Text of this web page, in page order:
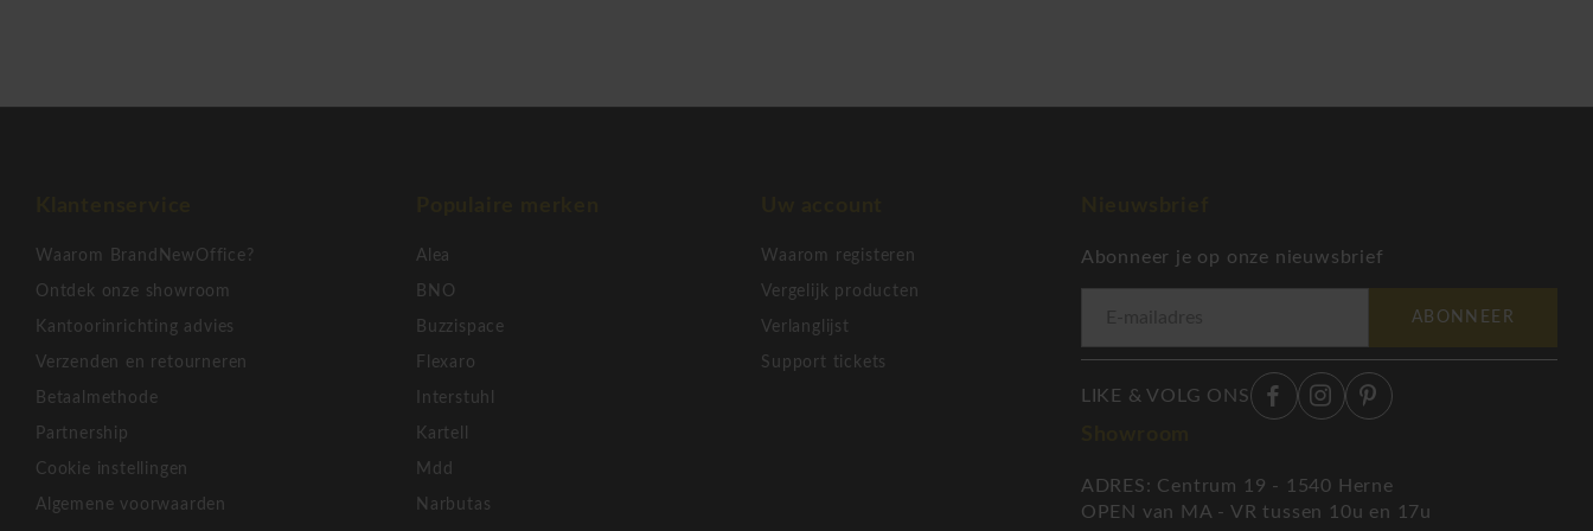
Waarom BrandNewOffice?
Ontdek onze showroom
Kantoorinrichting advies
Verzenden en retourneren
Betaalmethode
Partnership
Cookie instellingen
Algemene voorwaarden
Alea
BNO
Buzzispace
Flexaro
Interstuhl
Kartell
Mdd
Narbutas
Waarom registeren
Vergelijk producten
Verlanglijst
Support tickets
Abonneer je op onze nieuwsbrief
ABONNEER
LIKE & VOLG ONS
ADRES: Centrum 19 - 1540 Herne
OPEN van MA - VR tussen 10u en 17u